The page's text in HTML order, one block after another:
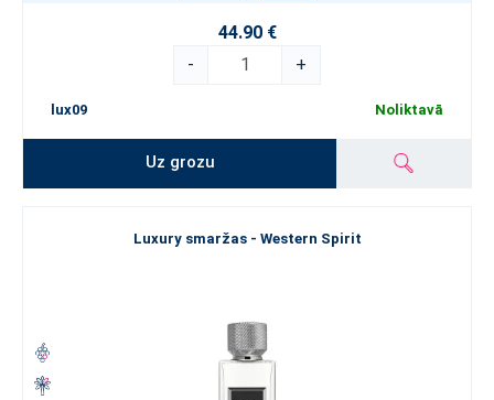
44.90 €
-
+
lux09 Noliktavā
Uz grozu
Luxury smaržas - Western Spirit